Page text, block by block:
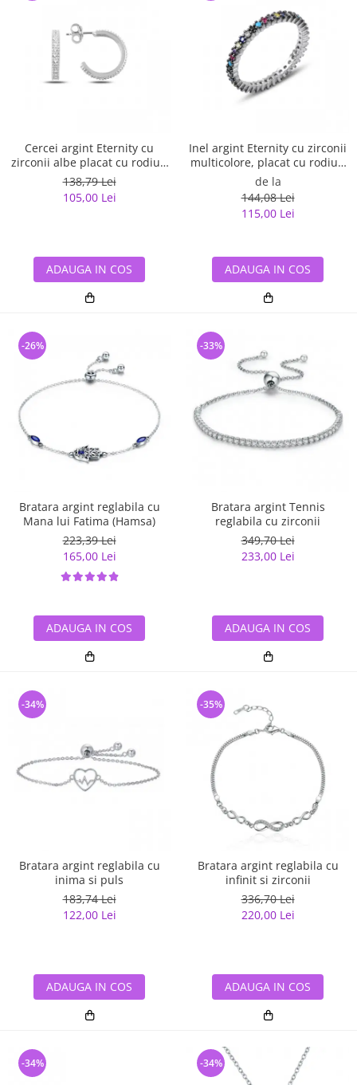
Cercei argint Eternity cu
zirconii albe placat cu rodiu -
ETU0153
138,79 Lei
105,00 Lei
ADAUGA IN COS
Inel argint Eternity cu zirconii
multicolore, placat cu rodiu -
ITU0229
de la
144,08 Lei
115,00 Lei
ADAUGA IN COS
Bratara argint reglabila cu
Mana lui Fatima (Hamsa)
223,39 Lei
165,00 Lei
-26%
ADAUGA IN COS
Bratara argint Tennis
reglabila cu zirconii
349,70 Lei
233,00 Lei
-33%
ADAUGA IN COS
Bratara argint reglabila cu
inima si puls
183,74 Lei
122,00 Lei
-34%
ADAUGA IN COS
Bratara argint reglabila cu
infinit si zirconii
336,70 Lei
220,00 Lei
-35%
ADAUGA IN COS
-34% -34%